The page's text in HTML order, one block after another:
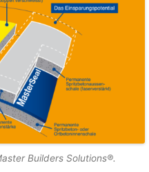
Builders Solutions®.